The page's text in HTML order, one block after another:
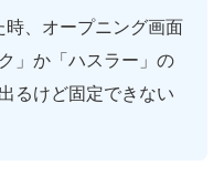
時、オープニング画面
」か「ハスラー」の
るけど固定できない